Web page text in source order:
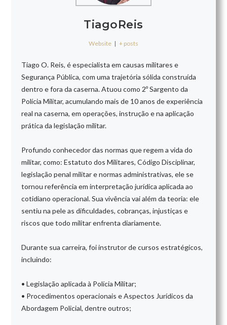
TiagoReis
Website | + posts
Tiago O. Reis, é especialista em causas militares e
Segurança Pública, com uma trajetória sólida construída
dentro e fora da caserna. Atuou como 2º Sargento da
Polícia Militar, acumulando mais de 10 anos de experiência
real na caserna, em operações, instrução e na aplicação
prática da legislação militar.
Profundo conhecedor das normas que regem a vida do
militar, como: Estatuto dos Militares, Código Disciplinar,
legislação penal militar e normas administrativas, ele se
tornou referência em interpretação jurídica aplicada ao
cotidiano operacional. Sua vivência vai além da teoria: ele
sentiu na pele as dificuldades, cobranças, injustiças e
riscos que todo militar enfrenta diariamente.
Durante sua carreira, foi instrutor de cursos estratégicos,
incluindo:
• Legislação aplicada à Polícia Militar;
• Procedimentos operacionais e Aspectos Jurídicos da
Abordagem Policial, dentre outros;